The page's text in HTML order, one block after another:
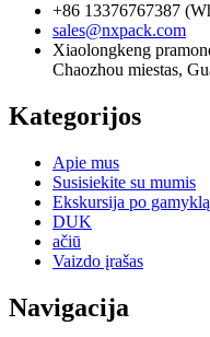
+86 13376767387
sales@nxpack.com
Xiaolongkeng
Chaozhou miestas,
Kategorijos
Apie mus
Susisiekite su mumis
Ekskursija po gamyklą
DUK
ačiū
Vaizdo įrašas
Navigacija